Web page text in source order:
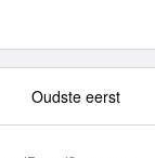
Oudste eerst